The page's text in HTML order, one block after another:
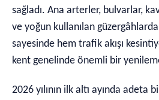
sağladı. Ana arterler, bulvarlar,
ve yoğun kullanılan
sayesinde hem trafik akışı
kent genelinde önemli bir
2026 yılının ilk altı ayında adeta